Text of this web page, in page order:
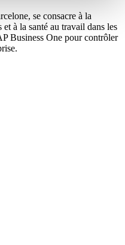
se consacre à la
à la santé au travail dans les
Business One pour contrôler